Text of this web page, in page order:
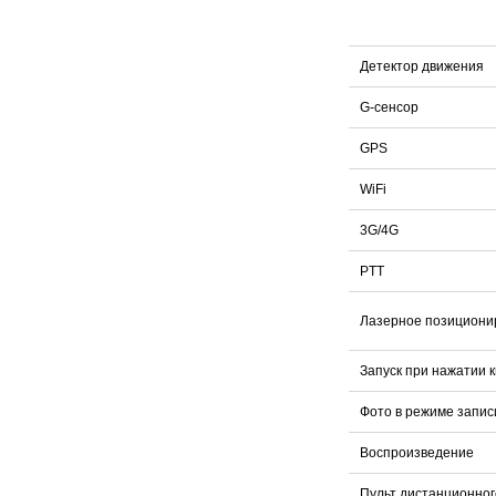
Детектор движения
G-сенсор
GPS
WiFi
3G/4G
PTT
Лазерное
Запуск при нажатии
Фото в режиме
Воспроизведение